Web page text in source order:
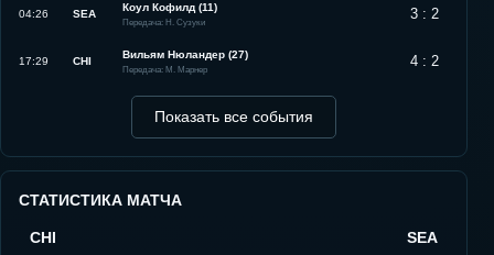
04:26 SEA
Коул Кофилд (11)
Передача: Н. Сузуки 3 : 2
17:29 CHI
Вильям Нюландер (27)
Передача: М. Марнер 4 : 2
Показать все события
СТАТИСТИКА МАТЧА
CHI SEA